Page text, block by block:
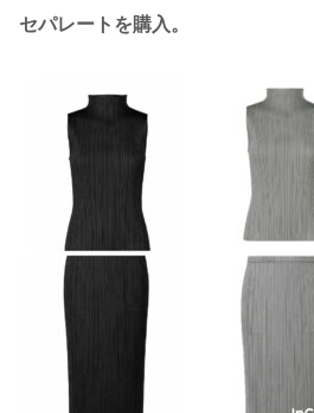
セパレートを購入。